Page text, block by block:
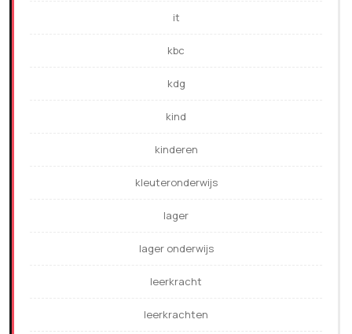
it
kbc
kdg
kind
kinderen
kleuteronderwijs
lager
lager onderwijs
leerkracht
leerkrachten